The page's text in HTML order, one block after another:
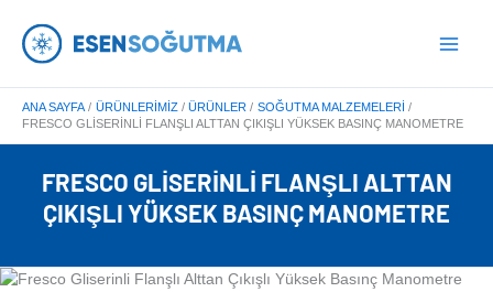
atla
Menu
ANA SAYFA ÜRÜNLERIMIZ ÜRÜNLER
SOĞUTMA MALZEMELERI
FRESCO GLISERINLI FLANŞLI ALTTAN ÇIKIŞLI YÜKSEK BASINÇ MANOMETRE
FRESCO GLISERINLI FLANŞLI ALTTAN
ÇIKIŞLI YÜKSEK BASINÇ MANOMETRE